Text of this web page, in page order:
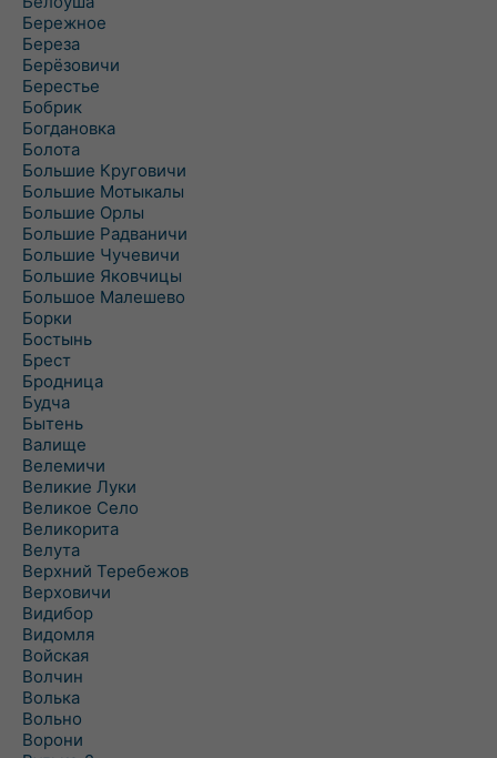
Бережное
Береза
Берёзовичи
Берестье
Бобрик
Богдановка
Болота
Большие Круговичи
Большие Мотыкалы
Большие Орлы
Большие Радваничи
Большие Чучевичи
Большие Яковчицы
Большое Малешево
Борки
Бостынь
Брест
Бродница
Будча
Бытень
Валище
Велемичи
Великие Луки
Великое Село
Великорита
Велута
Верхний Теребежов
Верховичи
Видибор
Видомля
Войская
Волчин
Волька
Вольно
Ворони